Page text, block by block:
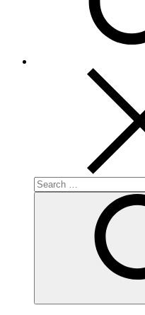
Search
for: